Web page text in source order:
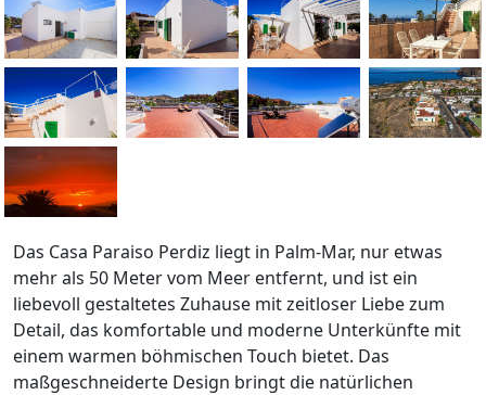
Das Casa Paraiso Perdiz liegt in Palm-Mar, nur etwas
mehr als 50 Meter vom Meer entfernt, und ist ein
liebevoll gestaltetes Zuhause mit zeitloser Liebe zum
Detail, das komfortable und moderne Unterkünfte mit
einem warmen böhmischen Touch bietet. Das
maßgeschneiderte Design bringt die natürlichen